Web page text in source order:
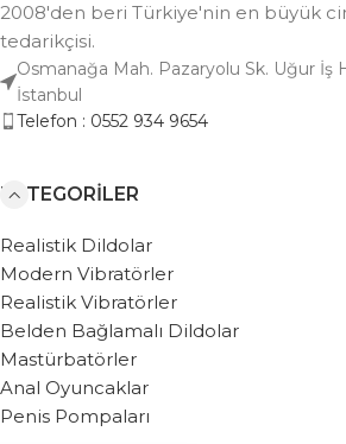
2008'den beri Türkiye'nin en büyük
tedarikçisi.
Osmanağa Mah. Pazaryolu Sk. Uğur İş
İstanbul
Telefon : 0552 934 9654
KATEGORILER
Realistik Dildolar
Modern Vibratörler
Realistik Vibratörler
Belden Bağlamalı Dildolar
Mastürbatörler
Anal Oyuncaklar
Penis Pompaları